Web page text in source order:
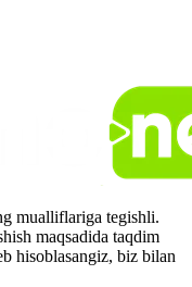
mualliflariga tegishli.
maqsadida taqdim
hisoblasangiz, biz bilan